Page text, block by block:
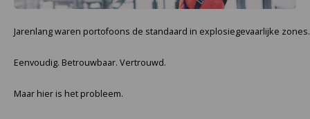
Cygnus
Accessoires & onderdelen
ATEX Werkverlichting
Jarenlang waren portofoons de standaard in explosiegevaarlijke zones.
Eenvoudig. Betrouwbaar. Vertrouwd.
Maar hier is het probleem.